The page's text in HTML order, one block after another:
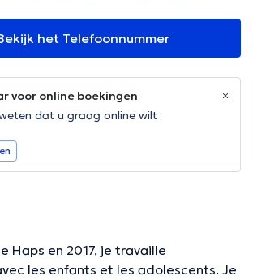
het Telefoonnummer
voor online boekingen
dat u graag online wilt
Haps en 2017, je travaille
les enfants et les adolescents. Je